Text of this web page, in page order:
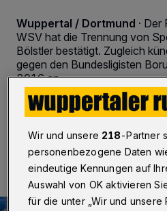
Wuppertal / Dortmund · Der
WSV hat die Trennung von
Bölstler bestätigt. Zugleich
gegen den Bundesligisten
2016 an.
20.06.2016 , 18:13 Uhr 2
Wir und unsere 218-Partner
personenbezogene Daten
eindeutige Kennungen auf
Auswahl von OK aktivieren
für die unter „Wir und unsere